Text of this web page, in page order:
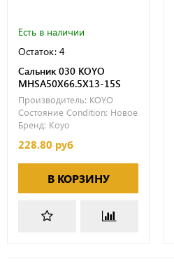
Есть в наличии
Остаток: 4
Сальник 030 KOYO
MHSA50X66.5X13-15S
Производитель: KOYO
Состояние Condition: Новое
Бренд: Koyo
228.80 руб
В КОРЗИНУ